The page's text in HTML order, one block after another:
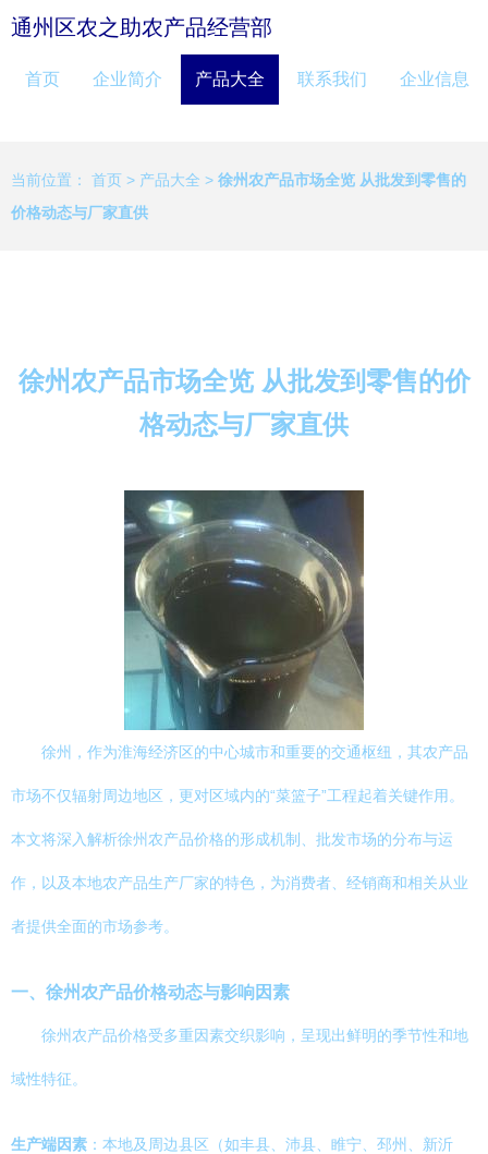
通州区农之助农产品经营部
首页 企业简介 产品大全 联系我们 企业信息
当前位置： 首页 > 产品大全 > 徐州农产品市场全览 从批发到零售的
价格动态与厂家直供
徐州农产品市场全览 从批发到零售的价
格动态与厂家直供
徐州，作为淮海经济区的中心城市和重要的交通枢纽，其农产品
市场不仅辐射周边地区，更对区域内的“菜篮子”工程起着关键作用。
本文将深入解析徐州农产品价格的形成机制、批发市场的分布与运
作，以及本地农产品生产厂家的特色，为消费者、经销商和相关从业
者提供全面的市场参考。
一、徐州农产品价格动态与影响因素
徐州农产品价格受多重因素交织影响，呈现出鲜明的季节性和地
域性特征。
生产端因素 ：本地及周边县区（如丰县、沛县、睢宁、邳州、新沂